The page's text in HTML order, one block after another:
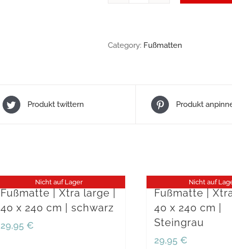
grün
quantity
Category: Fußmatten
Produkt twittern Produkt
Nicht auf Lager
Fußmatte | Xtra large |
40 x 240 cm | schwarz
29,95 €
Nicht auf
Fußmatte |
40 x 240 cm |
Steingrau
29,95 €